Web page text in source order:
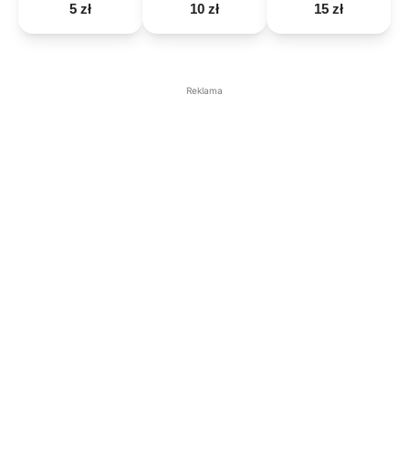
5 zł 10 zł 15 zł
Reklama